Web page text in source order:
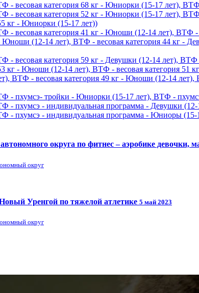
- весовая категория 68 кг - Юниорки (15-17 лет),
- весовая категория 52 кг - Юниорки (15-17 лет),
кг - Юниорки (15-17 лет))
- весовая категория 41 кг - Юноши (12-14 лет), ВТФ
Юноши (12-14 лет), ВТФ - весовая категория 44 кг -
- весовая категория 59 кг - Девушки (12-14 лет),
кг - Юноши (12-14 лет), ВТФ - весовая категория 51
ВТФ - весовая категория 49 кг - Юноши (12-14
- пхумсэ- тройки - Юниорки (15-17 лет), ВТФ -
- пхумсэ - индивидуальная программа - Девушки
- пхумсэ - индивидуальная программа - Юниоры
округа по фитнес – аэробике
округ
Уренгой по тяжелой атлетике 5 май 2023
округ